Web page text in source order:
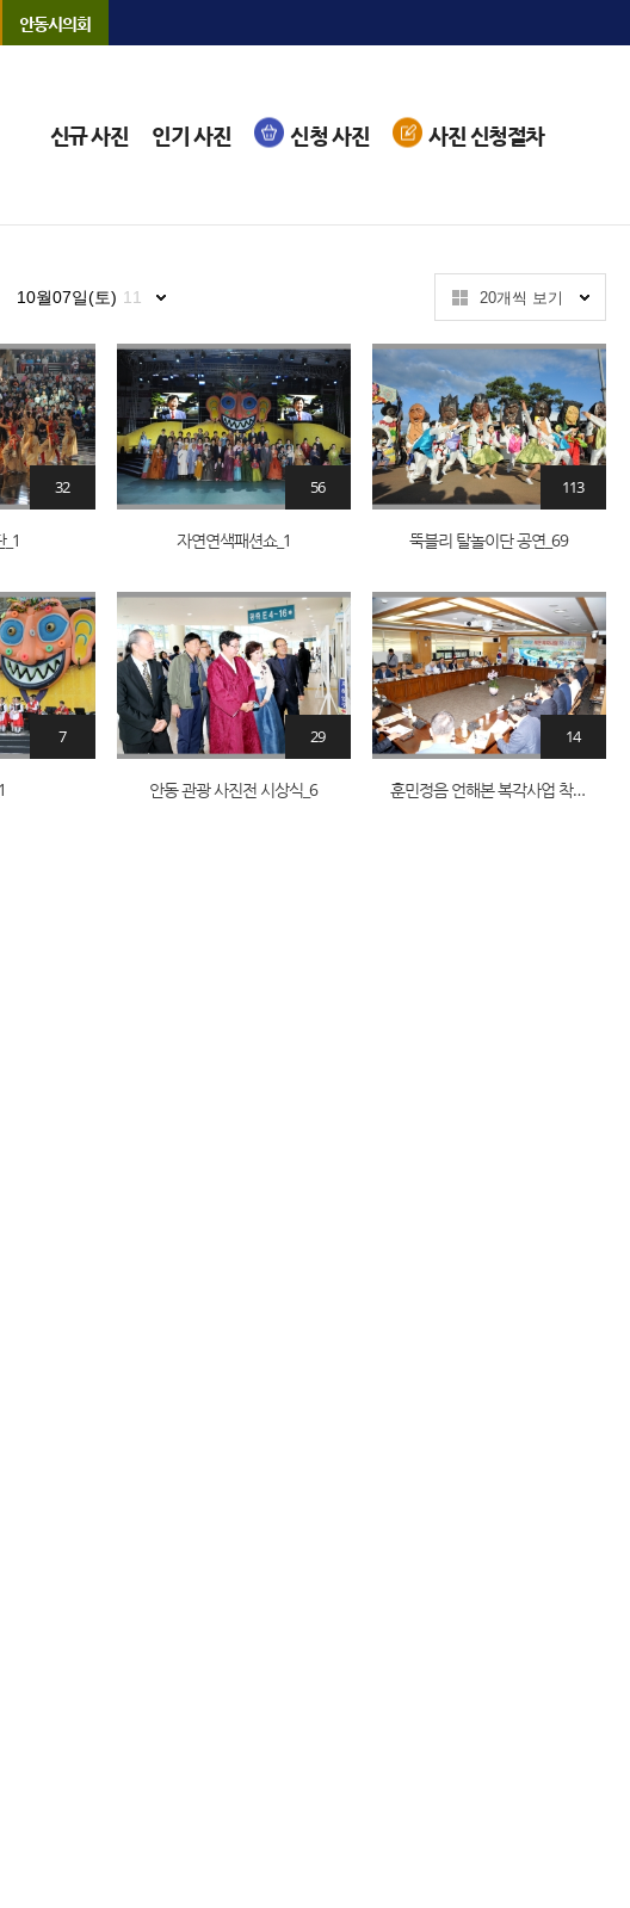
안동시의회
신규 사진 인기 사진 신청 사진 사진 신청절차
10월07일(토) 11 20개씩 보기
32
자연연색패션쇼_1
56
뚝블리 탈놀이단 공연_69
113
7
안동 관광 사진전 시상식_6
29
훈민정음 언해본 복각사업 착수 보고회_1
14